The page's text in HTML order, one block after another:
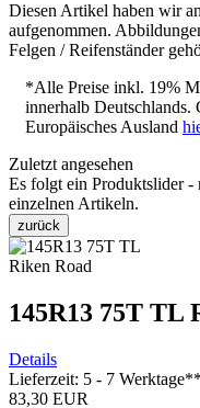
Diesen Artikel haben wir
aufgenommen.
Felgen / Reifenständer
*Alle Preise inkl. 19%
innerhalb Deutschlands.
Europäisches Ausland
Zuletzt angesehen
Es folgt ein Produktslider -
einzelnen Artikeln.
zurück
145R13 75T TL
Details
Lieferzeit: 5 - 7 Werktage**
83,30 EUR